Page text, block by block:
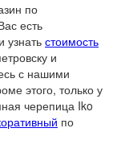
по
есть
узнатьстоимость
и
с нашими
этого, только у
черепица Iko
по